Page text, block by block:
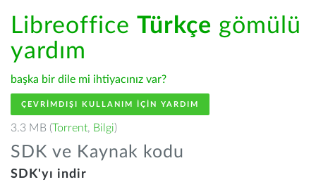
Libreoffice Türkçe gömülü
yardım
başka bir dile mi ihtiyacınız var?
ÇEVRIMDIŞI KULLANIM IÇIN YARDIM
3.3 MB (Torrent, Bilgi)
SDK ve Kaynak kodu
SDK'yı indir